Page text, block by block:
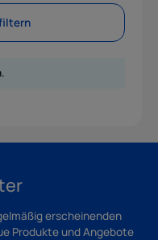
erscheinenden
Produkte und Angebote